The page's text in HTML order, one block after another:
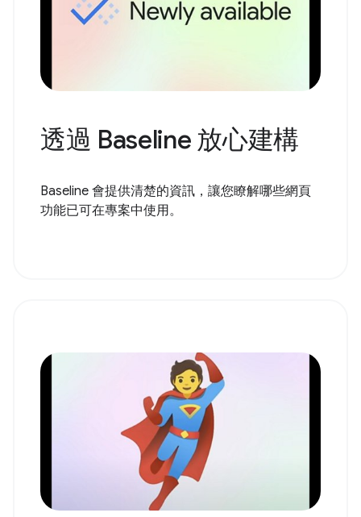
透過 Baseline 放心建構
Baseline 會提供清楚的資訊，讓您瞭解哪些網頁
功能已可在專案中使用。